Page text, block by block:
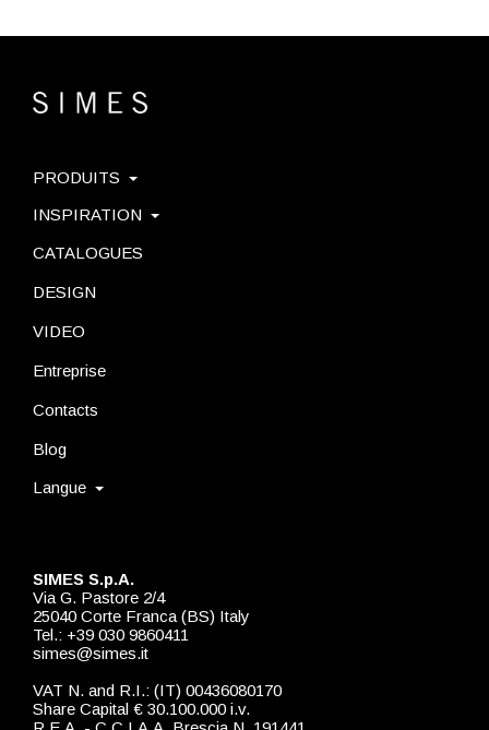
SIMES S.p.A.
Via G. Pastore 2/4
25040 Corte Franca (BS) Italy
Tel.: +39 030 9860411
simes@simes.it
VAT N. and R.I.: (IT) 00436080170
Share Capital € 30.100.000 i.v.
PRODUITS
INSPIRATION
CATALOGUES
DESIGN
VIDEO
Entreprise
Contacts
Blog
Langue